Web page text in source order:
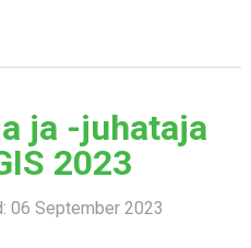
ja -juhataja
2023
06 September 2023